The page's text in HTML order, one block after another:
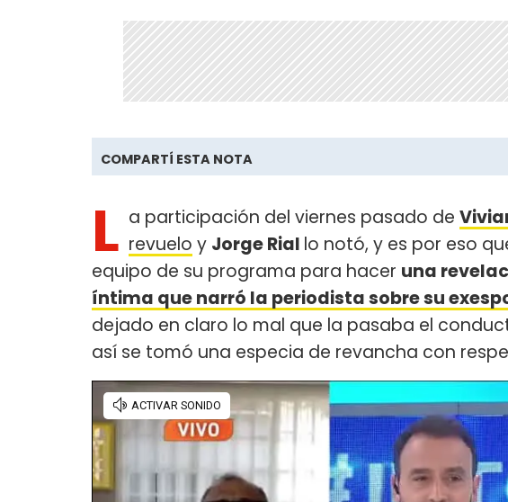
COMPARTÍ ESTA NOTA
L a participación del viernes pasado de
revuelo y Jorge Rial lo notó, y es por eso
equipo de su programa para hacer una
íntima que narró la periodista sobre su
dejado en claro lo mal que la pasaba el
así se tomó una especia de revancha con